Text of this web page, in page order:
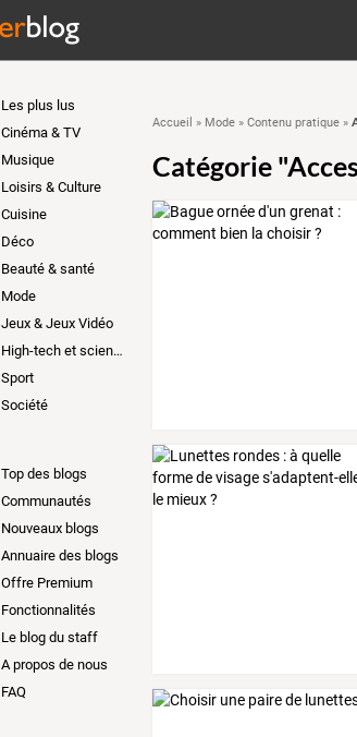
Les plus lus
Cinéma & TV
Musique
Loisirs & Culture
Cuisine
Déco
Beauté & santé
Mode
Jeux & Jeux Vidéo
High-tech et sciences
Sport
Société
Top des blogs
Communautés
Nouveaux blogs
Annuaire des blogs
Offre Premium
Fonctionnalités
Le blog du staff
A propos de nous
FAQ
Accueil » Mode» Contenu pratique»
Catégorie